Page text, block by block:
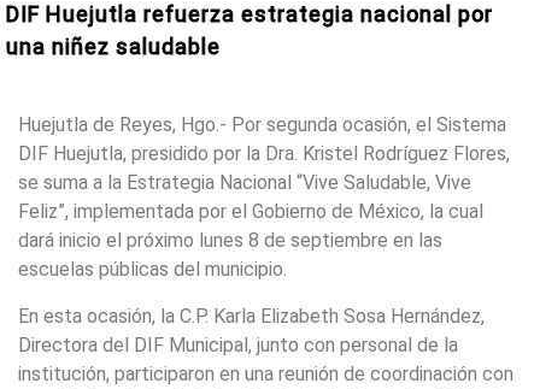
DIF Huejutla refuerza estrategia nacional por
una niñez saludable
Huejutla de Reyes, Hgo.- Por segunda ocasión, el Sistema
DIF Huejutla, presidido por la Dra. Kristel Rodríguez Flores,
se suma a la Estrategia Nacional “Vive Saludable, Vive
Feliz”, implementada por el Gobierno de México, la cual
dará inicio el próximo lunes 8 de septiembre en las
escuelas públicas del municipio.
En esta ocasión, la C.P. Karla Elizabeth Sosa Hernández,
Directora del DIF Municipal, junto con personal de la
institución, participaron en una reunión de coordinación con